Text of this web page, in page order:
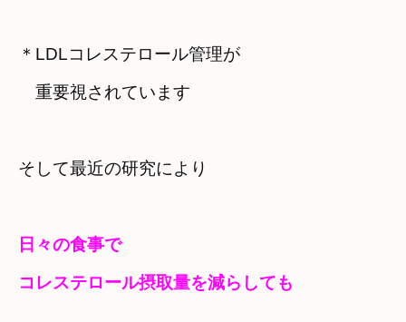
＊LDLコレステロール管理が
重要視されています
そして最近の研究により
日々の食事で
コレステロール摂取量を減らしても